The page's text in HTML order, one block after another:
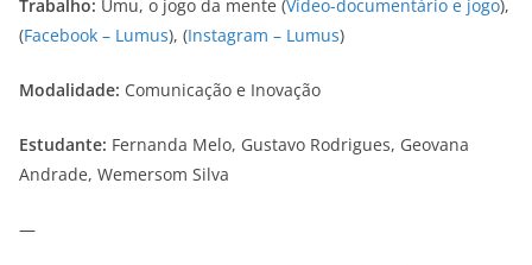
Trabalho: Umu, o jogo da mente (Vídeo-documentário e jogo),
(Facebook – Lumus), (Instagram – Lumus)
Modalidade: Comunicação e Inovação
Estudante: Fernanda Melo, Gustavo Rodrigues, Geovana
Andrade, Wemersom Silva
—